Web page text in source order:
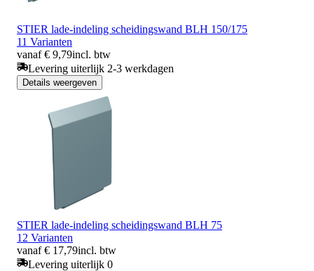
STIER lade-indeling scheidingswand BLH 150/175
11 Varianten
vanaf € 9,79incl. btw
Levering uiterlijk 2-3 werkdagen
Details weergeven
STIER lade-indeling scheidingswand BLH 75
12 Varianten
vanaf € 17,79incl. btw
Levering uiterlijk 0